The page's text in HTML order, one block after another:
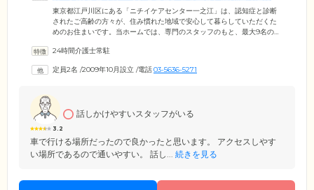
和を図っています
東京都江戸川区にある「ニチイケアセンター一之江」は、認知症と診断
されたご高齢の方々が、住み慣れた地域で安心して暮らしていただくた
めのお住まいです。当ホームでは、専門のスタッフのもと、最大9名のご
フは日常をとおして、ご入居者様お一人おひとりの個性を把握。みなさ
お任せする「生活リハビリ」によって、認知症の進行緩和を図っていま
24時間介護士常駐
定員2名 /2009年10月設立 /電話03-5636-5271
3.2
話しかけやすいスタッフがいる
車で行ける場所だったので良かったと思います。 アクセスしやす
い場所であるので通いやすい。 話し... 続きを見る